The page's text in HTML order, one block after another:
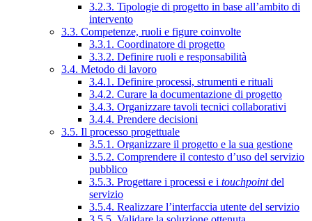
3.2.3. Tipologie di progetto in base all’ambito di
intervento
3.3. Competenze, ruoli e figure coinvolte
3.3.1. Coordinatore di progetto
3.3.2. Definire ruoli e responsabilità
3.4. Metodo di lavoro
3.4.1. Definire processi, strumenti e rituali
3.4.2. Curare la documentazione di progetto
3.4.3. Organizzare tavoli tecnici collaborativi
3.4.4. Prendere decisioni
3.5. Il processo progettuale
3.5.1. Organizzare il progetto e la sua gestione
3.5.2. Comprendere il contesto d’uso del servizio
pubblico
3.5.3. Progettare i processi e i touchpointdel
servizio
3.5.4. Realizzare l’interfaccia utente del servizio